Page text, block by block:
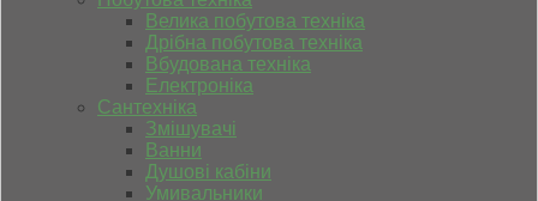
Велика побутова техніка
Дрібна побутова техніка
Вбудована техніка
Електроніка
Сантехніка
Змішувачі
Ванни
Душові кабіни
Умивальники